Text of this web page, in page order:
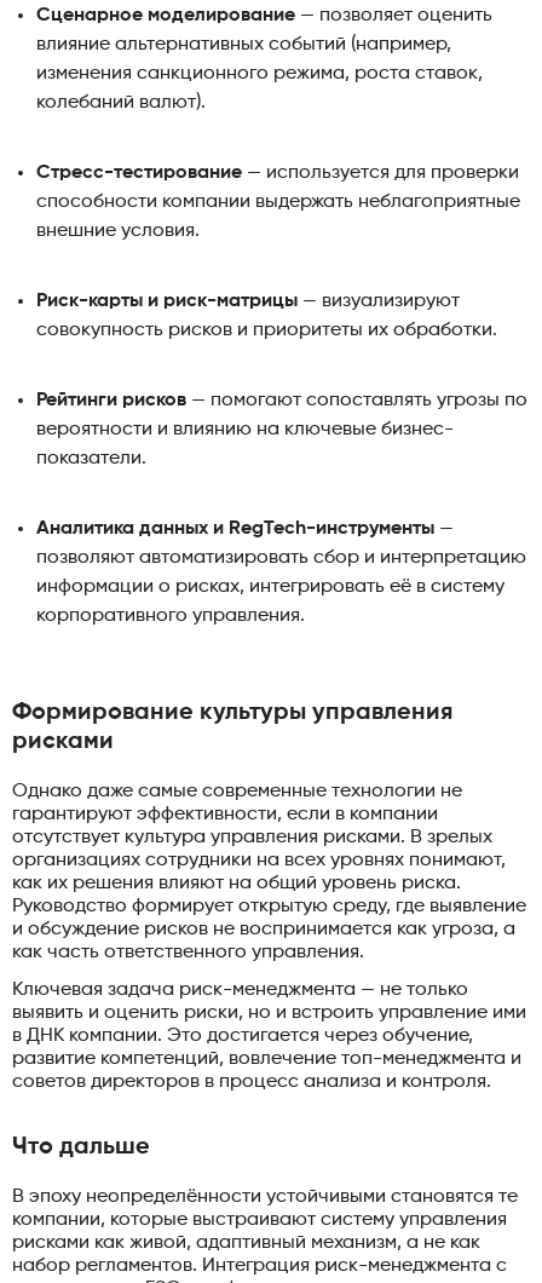
Сценарное моделирование — позволяет оценить
влияние альтернативных событий (например,
изменения санкционного режима, роста ставок,
колебаний валют).
Стресс-тестирование — используется для проверки
способности компании выдержать неблагоприятные
внешние условия.
Риск-карты и риск-матрицы — визуализируют
совокупность рисков и приоритеты их обработки.
Рейтинги рисков — помогают сопоставлять угрозы по
вероятности и влиянию на ключевые бизнес-
показатели.
Аналитика данных и RegTech-инструменты —
позволяют автоматизировать сбор и интерпретацию
информации о рисках, интегрировать её в систему
корпоративного управления.
Формирование культуры управления
рисками
Однако даже самые современные технологии не
гарантируют эффективности, если в компании
отсутствует культура управления рисками. В зрелых
организациях сотрудники на всех уровнях понимают,
как их решения влияют на общий уровень риска.
Руководство формирует открытую среду, где выявление
и обсуждение рисков не воспринимается как угроза, а
как часть ответственного управления.
Ключевая задача риск-менеджмента — не только
выявить и оценить риски, но и встроить управление ими
в ДНК компании. Это достигается через обучение,
развитие компетенций, вовлечение топ-менеджмента и
советов директоров в процесс анализа и контроля.
Что дальше
В эпоху неопределённости устойчивыми становятся те
компании, которые выстраивают систему управления
рисками как живой, адаптивный механизм, а не как
набор регламентов. Интеграция риск-менеджмента с